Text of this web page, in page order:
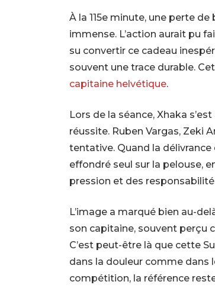
À la 115e minute, une perte
immense. L’action aurait pu
su convertir ce cadeau
souvent une trace durable.
capitaine helvétique.
Lors de la séance, Xhaka
réussite. Ruben Vargas, Zeki
tentative. Quand la
effondré seul sur la pelouse,
pression et des
L’image a marqué bien au-
son capitaine, souvent perçu
C’est peut-être là que cette
dans la douleur comme dans
compétition, la référence